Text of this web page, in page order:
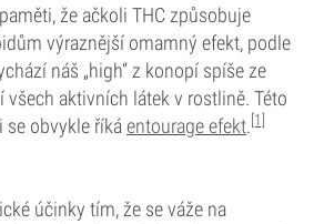
že ačkoli THC způsobuje
výraznější omamný efekt, podle
náš „high“ z konopí spíše ze
aktivních látek v rostlině. Této
obvykle říkáentourage efekt.[1]
účinky tím, že se váže na